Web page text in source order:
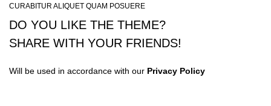
CURABITUR ALIQUET QUAM POSUERE
DO YOU LIKE THE THEME?
SHARE WITH YOUR FRIENDS!
Will be used in accordance with our Privacy Policy